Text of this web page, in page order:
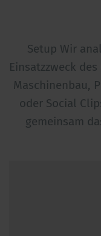
Setup Wir
Einsatzzweck
Maschinenbau,
oder Social
gemeinsam